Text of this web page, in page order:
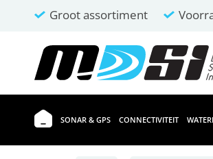
Groot assortiment
SONAR & GPS CONNECTIVITEIT